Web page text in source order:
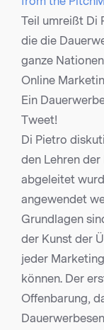
Teil umreißt Di
die die
ganze
Online
Ein
Tweet!
Di Pietro
den Lehren
abgeleitet
angewendet
Grundlagen
der Kunst der
jeder
können. Der
Offenbarung,